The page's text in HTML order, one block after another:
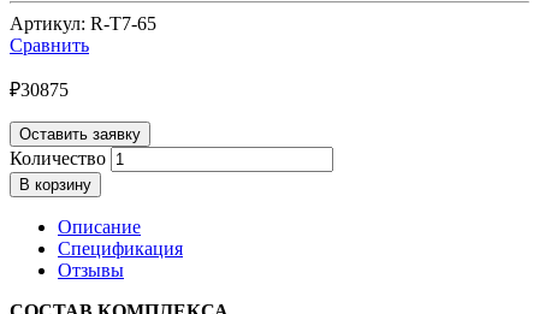
Артикул: R-Т7-65
Сравнить
₽30875
Оставить заявку
Количество
В корзину
Описание
Спецификация
Отзывы